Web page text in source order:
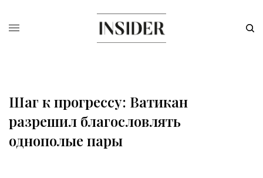
Шаг к прогрессу: Ватикан
разрешил благословлять
однополые пары